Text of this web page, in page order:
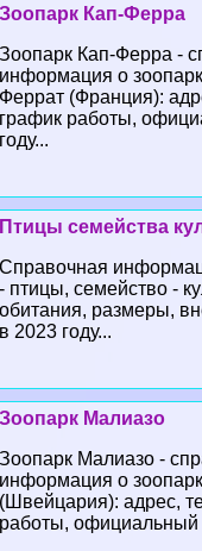
Зоопарк Кап-Ферра
Зоопарк Кап-Ферра -
информация о
Феррат (Франция):
график работы,
году...
Птицы семейства
Справочная
- птицы, семейство -
обитания, размеры,
в 2023 году...
Зоопарк Малиазо
Зоопарк Малиазо -
информация о
(Швейцария): адрес,
работы, официальный